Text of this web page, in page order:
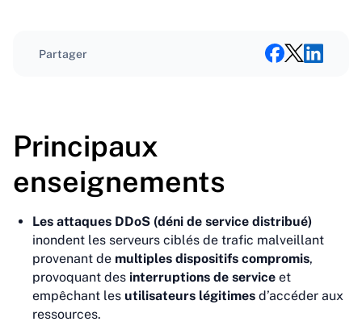
Partager
Principaux
enseignements
Les attaques DDoS (déni de service distribué)
inondent les serveurs ciblés de trafic malveillant
provenant de multiples dispositifs compromis,
provoquant des interruptions de service et
empêchant les utilisateurs légitimes d’accéder aux
ressources.